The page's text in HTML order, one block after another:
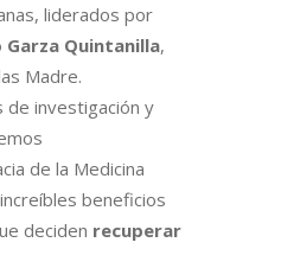
liderados por
Garza Quintanilla,
Madre.
de investigación y
de la Medicina
beneficios
deciden recuperar